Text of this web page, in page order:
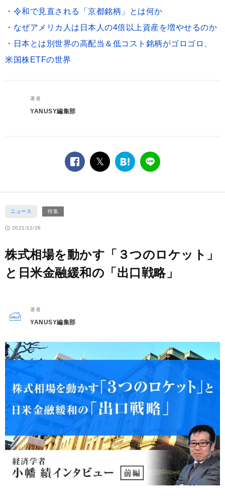
・ 令和で見直される「京都銘柄」とは何か
・ なぜアメリカ人は日本人の4倍以上資産を増やせるのか
・ 日本とは別世界の高配当＆低コスト銘柄がゴロゴロ、
米国株ETFの世界
著者
YANUSY編集部
facebook
twitterは
ブ
LINE
ニュース 特集
2021/11/26
株式相場を動かす「３つのロケット」
と日米金融緩和の「出口戦略」
著者
YANUSY編集部